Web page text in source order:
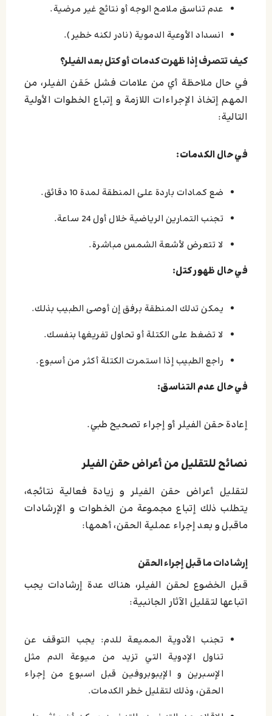
عدم تناسق ملامح الوجه أو نتائج غير مرضية.
انسداد الأوعية الدموية (نادر لكنه خطير).
كيف تتصرف إذا ظهرت كدمات أو كتل بعد الفيلر؟
في حال ملاحظة أي من علامات فشل حَقن الفيلر، من
المهم إتخاذ الإجراءات اللازمة و إتباع الخطوات الأولية
التالية:
في حال الكدمات:
ضع كمادات باردة على المنطقة لمدة 10 دقائق.
تجنب التمارين الرياضية خلال أول 24 ساعة.
لا تتعرض لأشعة الشمس مباشرة.
في حال ظهور كتل:
يمكن تدلك المنطقة برفق إن أوصى الطبيب بذلك.
لا تضغط على الكتلة أو تحاول تفريغها بنفسك.
راجع الطبيب إذا استمرت الكتلة أكثر من أسبوع.
في حال عدم التناسق:
إعادة حقن الفيلر أو إجراء تصحيح طبي.
نصائح للتقليل من أعراض حقن الفيلر
لتقليل أعراض حقن الفيلر و زيادة فعالية نتائجه،
يتطلب ذلك إتباع مجموعة من الخطوات و الإرشادات
ماقبل و بعد إجراء عملية الحقن، أهمها:
إرشادات ما قبل إجراء الحقن
قبل الخضوع لحقن الفيلر، هناك عدة إرشادات يجب
اتباعها لتقليل الآثار الجانبية:
تجنب الأدوية المميعة للدم: يجب التوقف عن
تناول الإدوية التي تزيد من ميوعة الدم مثل
الإسبرين و الإيبوبروفين قبل اسبوع من إجراء
الحقن، وذلك لتقليل خطر الكدمات.